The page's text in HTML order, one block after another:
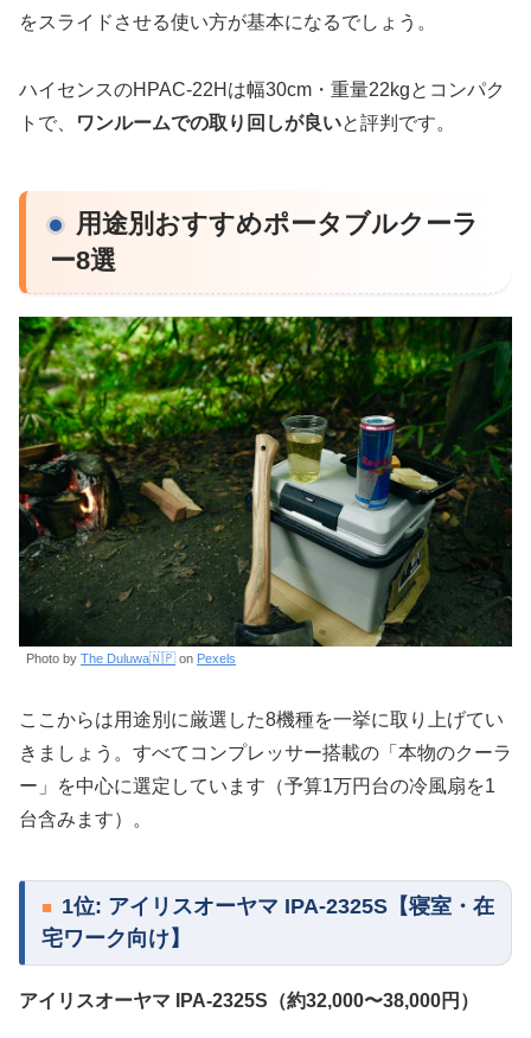
をスライドさせる使い方が基本になるでしょう。
ハイセンスのHPAC-22Hは幅30cm・重量22kgとコンパク
トで、
ワンルームでの取り回しが良いと評判です。
用途別おすすめポータブルクーラ
ー8選
Photo by The Duluwa🇳🇵 on Pexels
ここからは用途別に厳選した8機種を一挙に取り上げてい
きましょう。すべてコンプレッサー搭載の「本物のクーラ
ー」を中心に選定しています（予算1万円台の冷風扇を1
台含みます）。
1位: アイリスオーヤマ IPA-2325S【寝室・在
宅ワーク向け】
アイリスオーヤマ IPA-2325S（約32,000〜38,000円）